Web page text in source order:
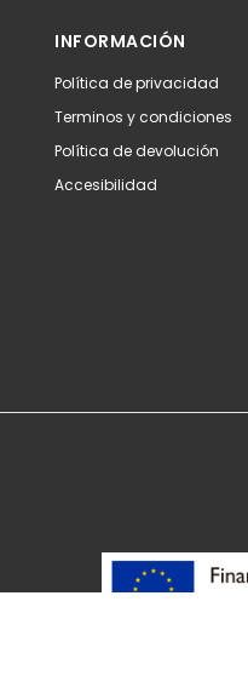
INFORMACIÓN
Política de privacidad
Terminos y condiciones
Política de devolución
Accesibilidad